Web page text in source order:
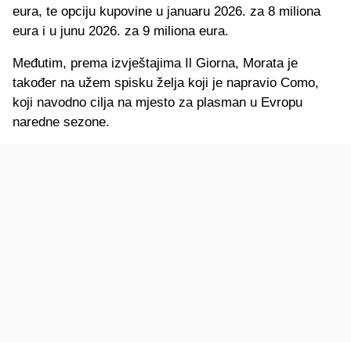
eura, te opciju kupovine u januaru 2026. za 8 miliona
eura i u junu 2026. za 9 miliona eura.
Međutim, prema izvještajima Il Giorna, Morata je
također na užem spisku želja koji je napravio Como,
koji navodno cilja na mjesto za plasman u Evropu
naredne sezone.